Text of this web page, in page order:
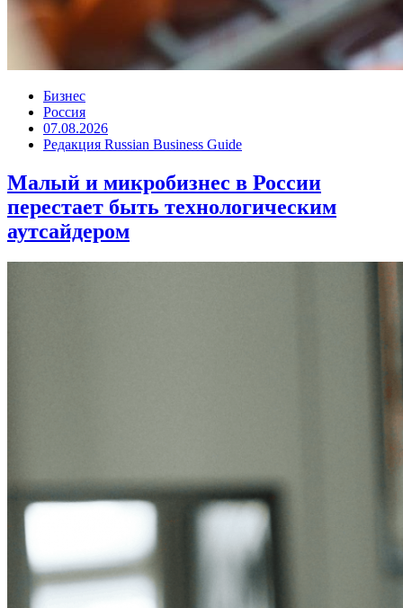
Бизнес
Россия
07.08.2026
Редакция Russian Business Guide
Малый и микробизнес в России
перестает быть технологическим
аутсайдером